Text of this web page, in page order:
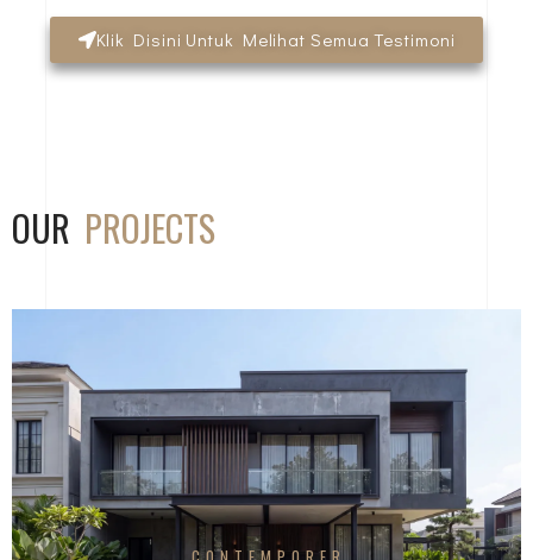
Klik Disini Untuk Melihat Semua Testimoni
OUR PROJECTS